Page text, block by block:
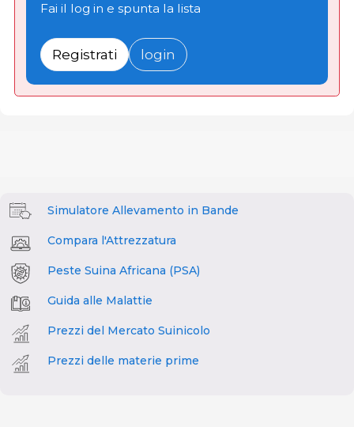
Fai il log in e spunta la lista
Registrati login
Simulatore Allevamento in Bande
Compara l'Attrezzatura
Peste Suina Africana (PSA)
Guida alle Malattie
Prezzi del Mercato Suinicolo
Prezzi delle materie prime